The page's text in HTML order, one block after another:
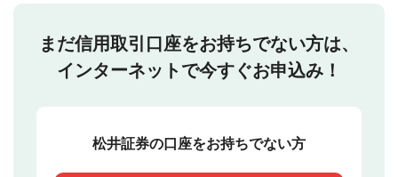
まだ信用取引口座をお持ちでない方は、
インターネットで今すぐお申込み！
松井証券の口座をお持ちでない方